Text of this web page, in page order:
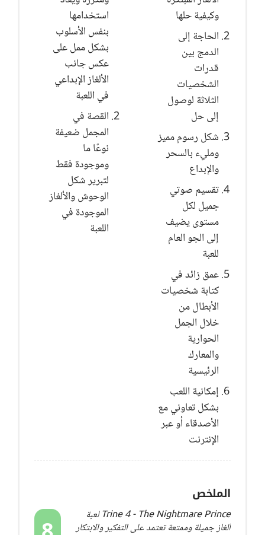
وكيفية حلها
الحاجة إلى
الدمج بين
قدرات
الشخصيات
الثلاثة لوصول
إلى حل
شكل رسوم مميز
ومليء بالسحر
والإبداع
تقسيم صوتي
جميل لكل
مستوى يضيف
إلى الجو العام
للعبة
عمق زائد في
كتابة شخصيات
الأبطال من
خلال الجمل
الحوارية
والمعارك
الرئيسية
إمكانية اللعب
بشكل تعاوني مع
الأصدقاء أو عبر
الإنترنت
استخدامها
بنفس الأسلوب
بشكل ممل على
عكس جانب
الألغاز الإبداعي
في اللعبة
القصة في
المجمل ضعيفة
نوعًا ما
وموجودة فقط
لتبرير شكل
الوحوش والألغاز
الموجودة في
اللعبة
الملخص
Trine 4 - The Nightmare Prince لعبة
ألغاز جميلة وممتعة تعتمد على التفكير والابتكار